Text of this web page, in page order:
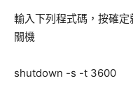
輸入下列程式碼，按確
關機
shutdown -s -t 3600